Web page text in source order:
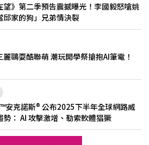
望》第二季預告震撼曝光！李國毅怒嗆姚
邱家的狗」兄弟情決裂
麗鷗耍酷聯萌 潮玩開學祭搶抱AI筆電！
安克諾斯® 公布2025下半年全球網路威
脅關鍵趨勢： AI 攻擊激增、勒索軟體猖獗